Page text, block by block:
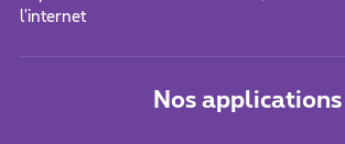
l'internet
Nos applications